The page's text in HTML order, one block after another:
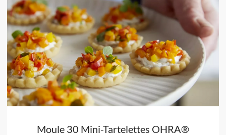
Moule 30 Mini-Tartelettes OHRA®